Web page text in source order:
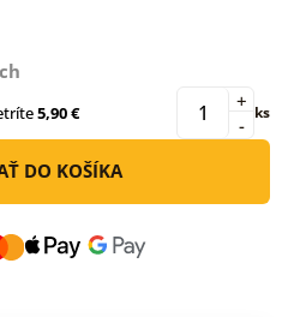
5,90 € -
+ ks
DO KOŠÍKA